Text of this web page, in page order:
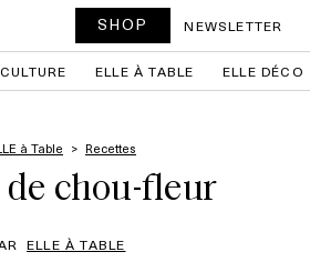
SHOP NEWSLETTER
CULTURE ELLE À TABLE ELLE DÉCO
à Table Recettes
chou-fleur
ELLE À TABLE